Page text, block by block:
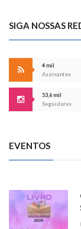
SIGA NOSSAS
4 mil
Assinantes
53,6 mil
Seguidores
EVENTOS